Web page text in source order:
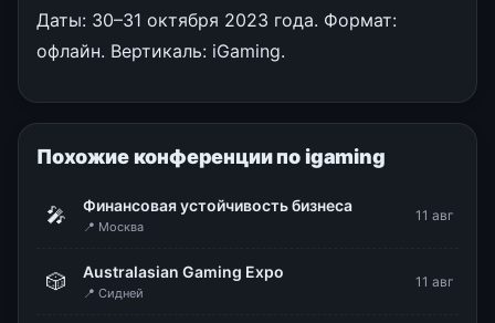
Даты: 30–31 октября 2023 года. Формат:
офлайн. Вертикаль: iGaming.
Похожие конференции по igaming
🎤 Финансовая устойчивость бизнеса
📍 Москва
11 авг
🎲 Australasian Gaming Expo
📍 Сидней
11 авг